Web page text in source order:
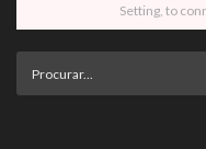
Setting, to